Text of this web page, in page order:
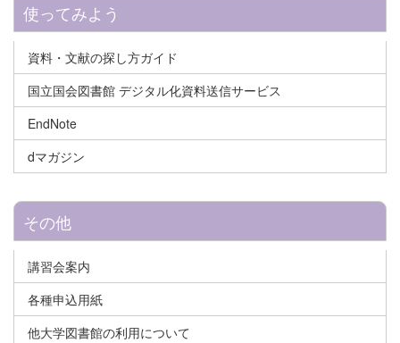
使ってみよう
資料・文献の探し方ガイド
国立国会図書館 デジタル化資料送信サービス
EndNote
dマガジン
その他
講習会案内
各種申込用紙
他大学図書館の利用について